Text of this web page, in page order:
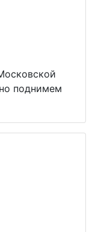
поднимем